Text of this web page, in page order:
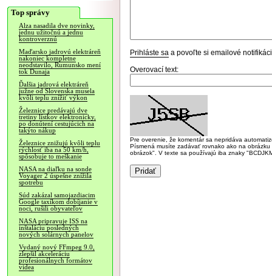
Top správy
Alza nasadila dve novinky,
jednu užitočnú a jednu
kontroverznú
Maďarsko jadrovú elektráreň
nakoniec kompletne
neodstavilo, Rumunsko mení
tok Dunaja
Ďalšia jadrová elektráreň
južne od Slovenska musela
kvôli teplu znížiť výkon
Železnice predávajú dve
tretiny lístkov elektronicky,
po donútení cestujúcich na
takýto nákup
Železnice znižujú kvôli teplu
rýchlosť iba na 50 km/h,
spôsobuje to meškanie
NASA na diaľku na sonde
Voyager 2 úspešne znížila
spotrebu
Súd zakázal samojazdiacim
Google taxíkom dobíjanie v
noci, rušili obyvateľov
NASA pripravuje ISS na
inštaláciu posledných
nových solárnych panelov
Vydaný nový FFmpeg 9.0,
zlepšil akceleráciu
profesionálnych formátov
videa
Prihláste sa a povoľte si emailové
Overovací text:
Pre overenie, že komentár sa nepridáva
Písmená musíte zadávať rovnako ako na
obrázok". V texte sa používajú iba znaky